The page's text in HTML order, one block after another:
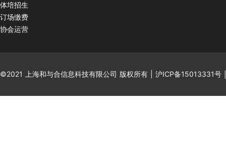
体培招生
订场缴费
协会运营
©2021 上海和与合信息科技有限公司 版权所有 | 沪ICP备15013331号